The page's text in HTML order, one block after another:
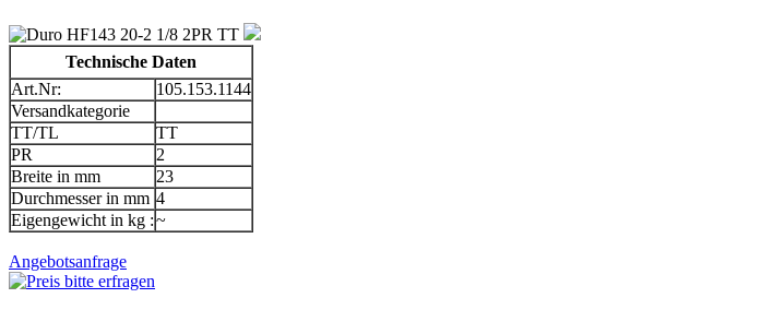
Technische Daten
Art.Nr:
105.153.1144
Versandkategorie
TT/TL
TT
PR
2
Breite in mm
23
Durchmesser in mm 4
Eigengewicht in kg :~
Angebotsanfrage